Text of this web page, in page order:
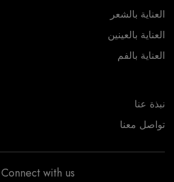
العناية بالشعر
العناية بالعينين
العناية بالفم
نبذة عنا
تواصل معنا
Connect with us